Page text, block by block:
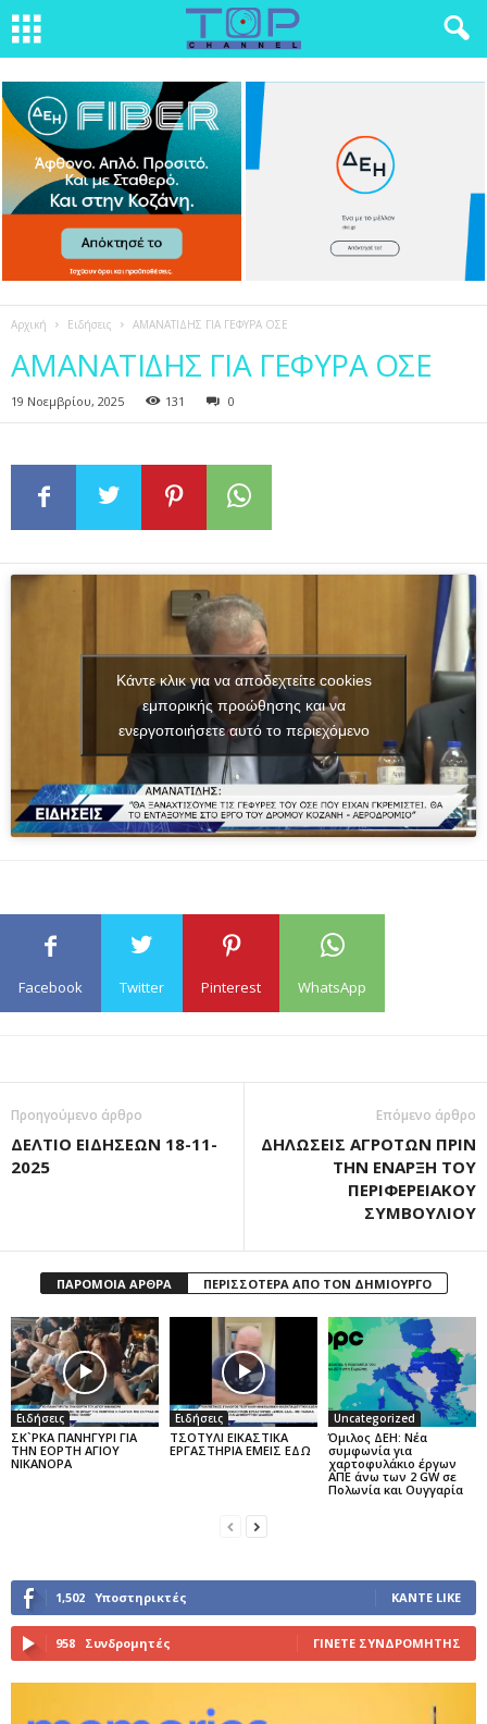
Αρχική Ειδήσεις ΑΜΑΝΑΤΙΔΗΣ ΓΙΑ ΓΕΦΥΡΑ ΟΣΕ
ΑΜΑΝΑΤΙΔΗΣ ΓΙΑ ΓΕΦΥΡΑ ΟΣΕ
19 Νοεμβρίου, 2025 131 0
Κάντε κλικ για να αποδεχτείτε cookies
εμπορικής προώθησης και να
ενεργοποιήσετε αυτό το περιεχόμενο
Facebook Twitter Pinterest WhatsApp
Προηγούμενο άρθρο
ΔΕΛΤΙΟ ΕΙΔΗΣΕΩΝ 18-11-
2025
Επόμενο άρθρο
ΔΗΛΩΣΕΙΣ ΑΓΡΟΤΩΝ ΠΡΙΝ
ΤΗΝ ΕΝΑΡΞΗ ΤΟΥ
ΠΕΡΙΦΕΡΕΙΑΚΟΥ
ΣΥΜΒΟΥΛΙΟΥ
ΠΑΡΟΜΟΙΑ ΑΡΘΡΑ ΠΕΡΙΣΣΟΤΕΡΑ ΑΠΟ ΤΟΝ ΔΗΜΙΟΥΡΓΟ
Ειδήσεις
ΣΚ`ΡΚΑ ΠΑΝΗΓΥΡΙ ΓΙΑ
ΤΗΝ ΕΟΡΤΗ ΑΓΙΟΥ
ΝΙΚΑΝΟΡΑ
Ειδήσεις
ΤΣΟΤΥΛΙ ΕΙΚΑΣΤΙΚΑ
ΕΡΓΑΣΤΗΡΙΑ ΕΜΕΙΣ ΕΔΩ
Uncategorized
Όμιλος ΔΕΗ: Νέα
συμφωνία για
χαρτοφυλάκιο έργων
ΑΠΕ άνω των 2 GW σε
Πολωνία και Ουγγαρία
1,502 Υποστηρικτές ΚΆΝΤΕ LIKE
958 Συνδρομητές ΓΊΝΕΤΕ ΣΥΝΔΡΟΜΗΤΉΣ